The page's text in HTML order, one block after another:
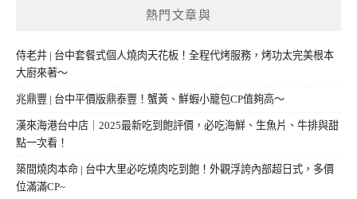
熱門文章與
侍老井 | 台中套餐式個人燒肉天花板！全程代烤服務，烤功太完美根本
大廚來著～
兆鼎豐 | 台中平價版鼎泰豐！蟹黃、鮮蝦小籠包CP值夠高～
漢來海港台中店｜2025最新吃到飽評價，必吃海鮮、生魚片、牛排與甜
點一次看！
築間燒肉本命 | 台中大里必吃燒肉吃到飽！外觀浮誇內部超日式，多價
位滿滿CP~